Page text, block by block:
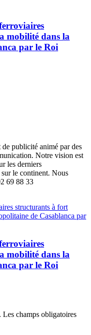
mobilité dans la
par le Roi
publicité animé par des
Notre vision est
les derniers
le continent. Nous
69 88 33
mobilité dans la
par le Roi
Les champs obligatoires